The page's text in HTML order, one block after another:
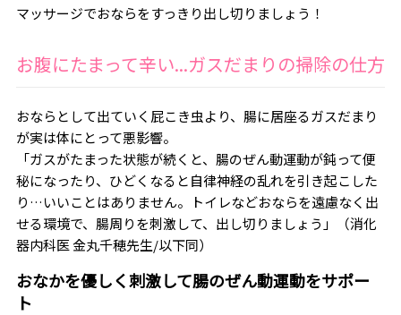
マッサージでおならをすっきり出し切りましょう！
お腹にたまって辛い...ガスだまりの掃除の仕方
おならとして出ていく屁こき虫より、腸に居座るガスだまり
が実は体にとって悪影響。
「ガスがたまった状態が続くと、腸のぜん動運動が鈍って便
秘になったり、ひどくなると自律神経の乱れを引き起こした
り…いいことはありません。トイレなどおならを遠慮なく出
せる環境で、腸周りを刺激して、出し切りましょう」（消化
器内科医 金丸千穂先生/以下同）
おなかを優しく刺激して腸のぜん動運動をサポー
ト